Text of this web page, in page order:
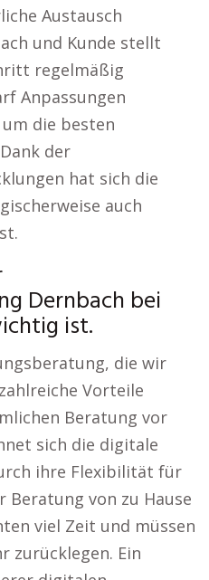
Austausch
und Kunde stellt
regelmäßig
Anpassungen
die besten
der
hat sich die
auch
Dernbach bei
ist.
die wir
Vorteile
Beratung vor
sich die digitale
ihre Flexibilität für
Beratung von zu Hause
viel Zeit und müssen
zurücklegen. Ein